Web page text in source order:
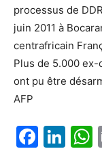
processus de
juin 2011 à
centrafricain
Plus de 5.000
ont pu être
AFP
F
Li